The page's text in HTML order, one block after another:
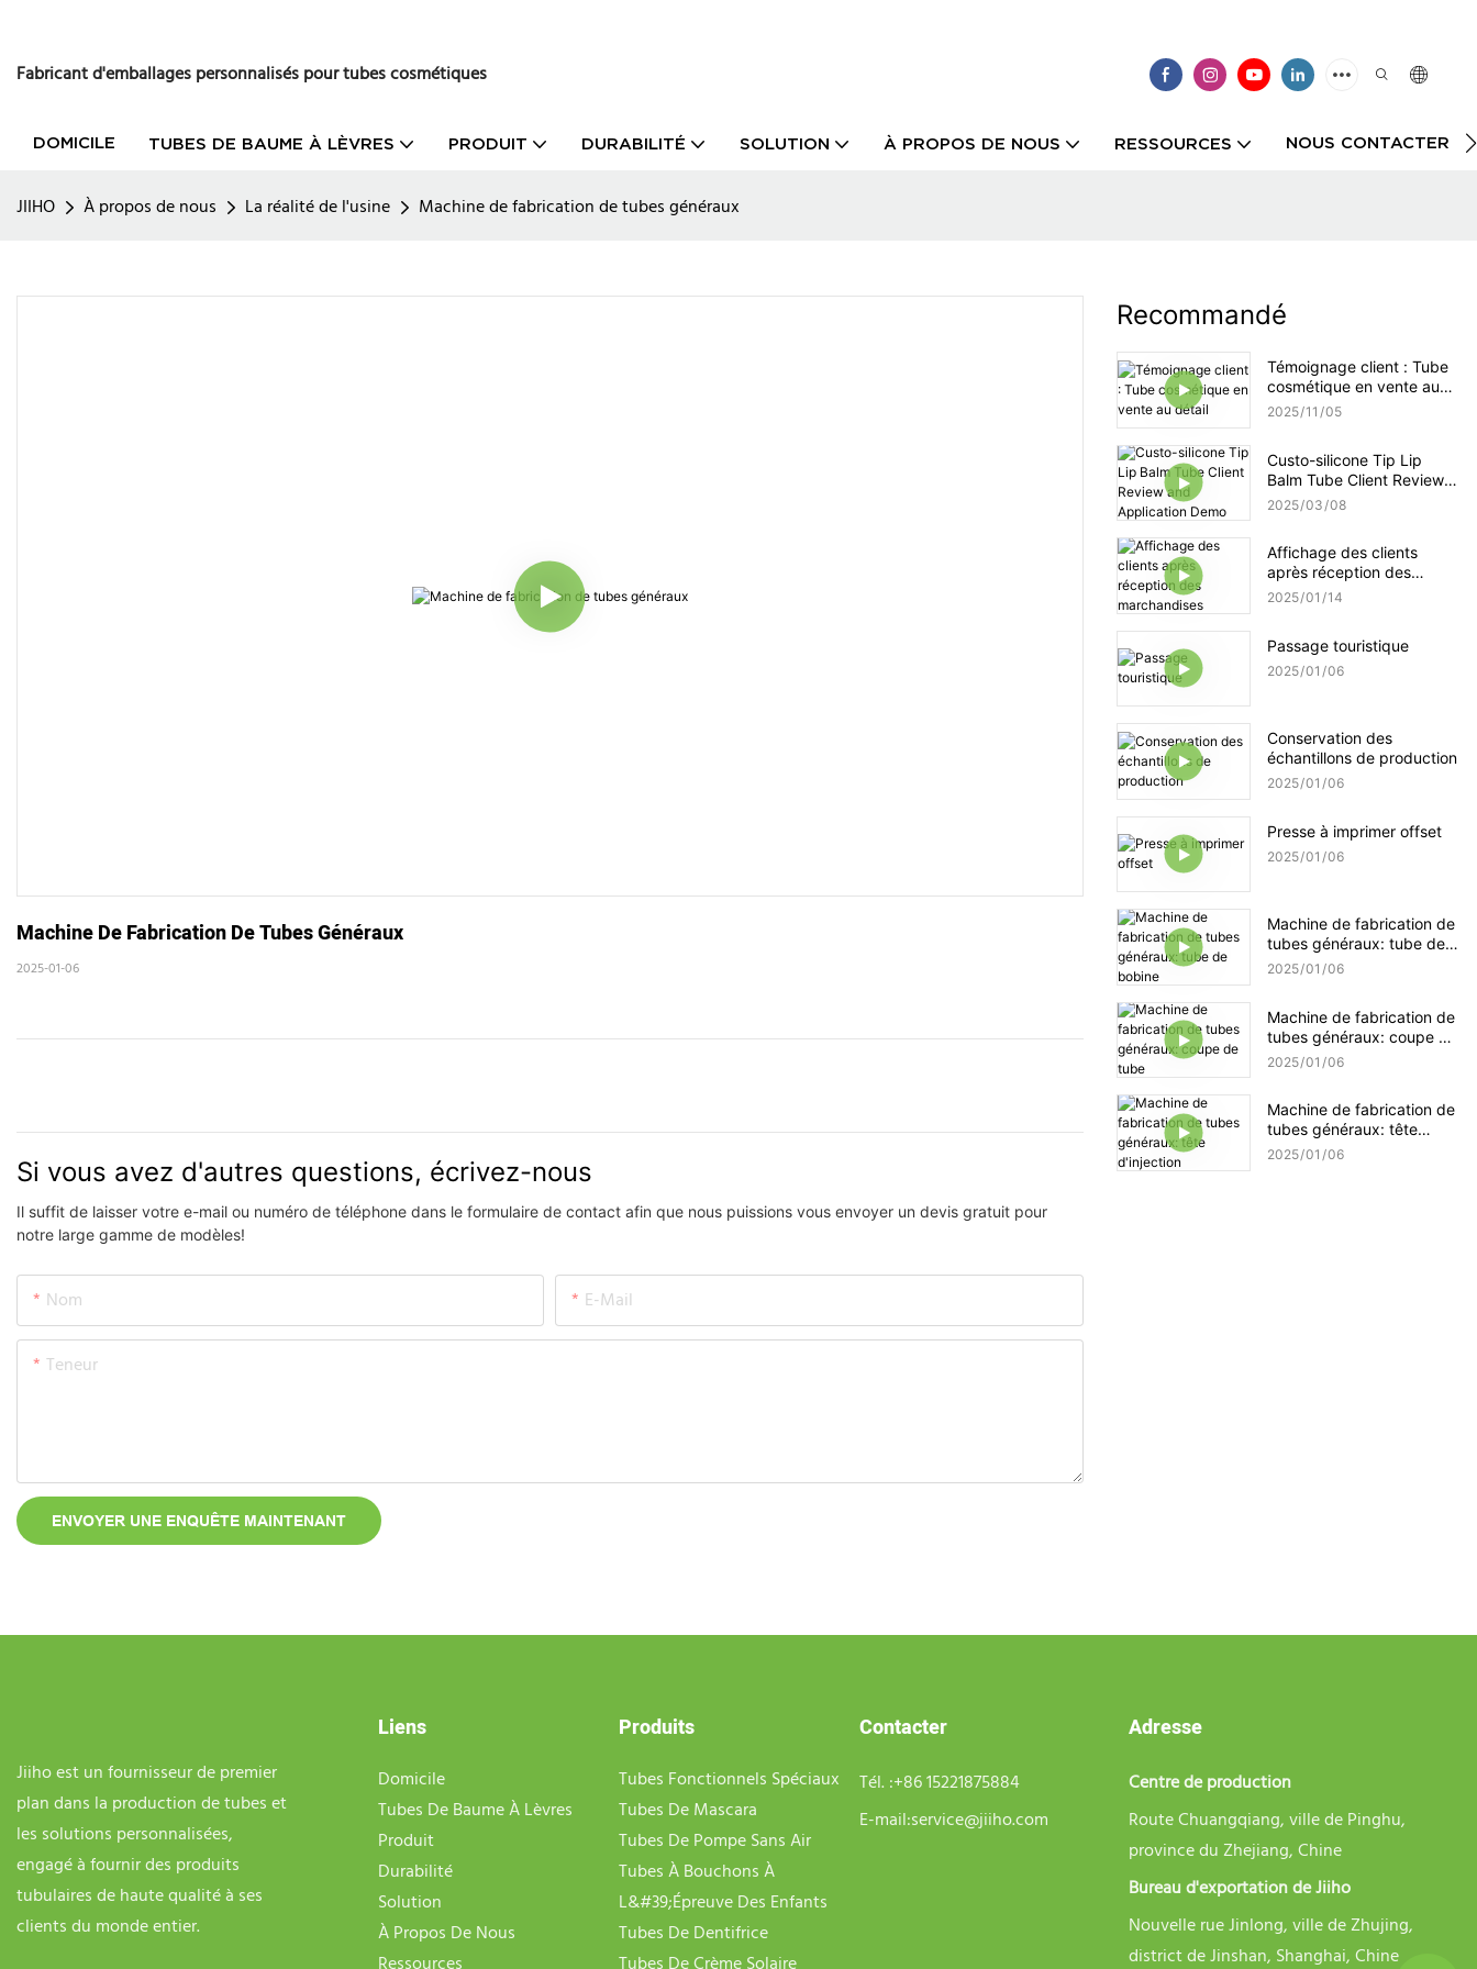
Fabricant d'emballages personnalisés pour tubes cosmétiques
DOMICILE TUBES DE BAUME À LÈVRES PRODUIT DURABILITÉ SOLUTION À PROPOS DE NOUS RESSOURCES NOUS CONTACTER
JIIHO À propos de nous La réalité de l'usine Machine de fabrication de tubes généraux
Machine De Fabrication De Tubes Généraux
2025-01-06
Si vous avez d'autres questions, écrivez-nous
Il suffit de laisser votre e-mail ou numéro de téléphone dans le formulaire de contact afin que nous puissions vous envoyer un devis gratuit pour
notre large gamme de modèles!
Nom E-Mail
Teneur
ENVOYER UNE ENQUÊTE MAINTENANT
Recommandé
Témoignage client : Tube
cosmétique en vente au
détail
2025 11 05
Custo-silicone Tip Lip
Balm Tube Client Review
and Application Demo
2025 03 08
Affichage des clients
après réception des
marchandises
2025 01 14
Passage touristique
2025 01 06
Conservation des
échantillons de production
2025 01 06
Presse à imprimer offset
2025 01 06
Machine de fabrication de
tubes généraux: tube de
bobine
2025 01 06
Machine de fabrication de
tubes généraux: coupe de
tube
2025 01 06
Machine de fabrication de
tubes généraux: tête
d'injection
2025 01 06
Jiiho est un fournisseur de premier
plan dans la production de tubes et
les solutions personnalisées,
engagé à fournir des produits
tubulaires de haute qualité à ses
clients du monde entier.
Liens
Domicile
Tubes De Baume À Lèvres
Produit
Durabilité
Solution
À Propos De Nous
Produits
Tubes Fonctionnels Spéciaux
Tubes De Mascara
Tubes De Pompe Sans Air
Tubes À Bouchons À
L&#39;épreuve Des Enfants
Tubes De Dentifrice
Contacter
Tél. :+86 15221875884
E-mail:service@jiiho.com
Adresse
Centre de production
Route Chuangqiang, ville de Pinghu,
province du Zhejiang, Chine
Bureau d'exportation de Jiiho
Nouvelle rue Jinlong, ville de Zhujing,
district de Jinshan, Shanghai, Chine